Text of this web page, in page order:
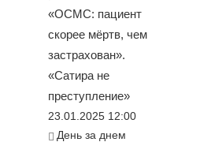
«ОСМС: пациент
скорее мёртв, чем
застрахован».
«Сатира не
преступление»
23.01.2025 12:00
День за днем